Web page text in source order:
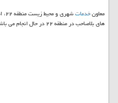
معاونخدمات
های بلاصاحب در منطقه ۲۲ در حال انجام می باشد.